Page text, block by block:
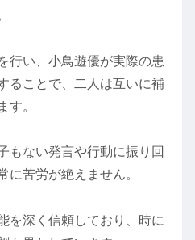
行い、小鳥遊優が実際の患
ることで、二人は互いに補
す。
もない発言や行動に振り回
に苦労が絶えません。
を深く信頼しており、時に